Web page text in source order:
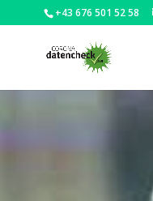
+43 676 501 52 58